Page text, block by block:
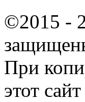
©2015 -
При
этот